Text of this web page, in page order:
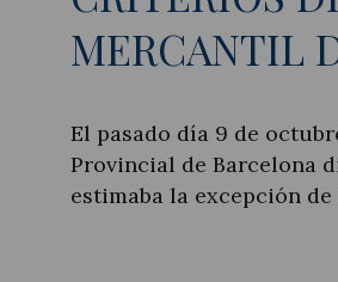
jurídica
y artículos
MERCANTIL
El pasado día 9 de
Provincial de Barcelona
estimaba la excepción